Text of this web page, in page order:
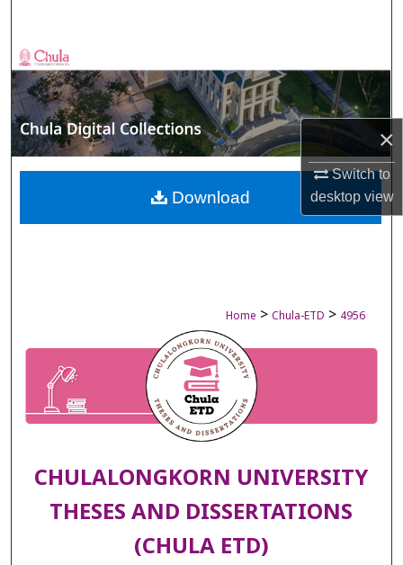
×
Switch to
desktopview
Browse Collections
My Account
About
Digital Commons Network™
Home > Chula-ETD > 4956
CHULALONGKORN UNIVERSITY
THESES AND DISSERTATIONS
(CHULA ETD)
Download